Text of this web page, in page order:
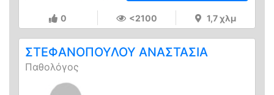
0 <2100 1,7 χλμ
ΣΤΕΦΑΝΟΠΟΥΛΟΥ ΑΝΑΣΤΑΣΙΑ
Παθολόγος